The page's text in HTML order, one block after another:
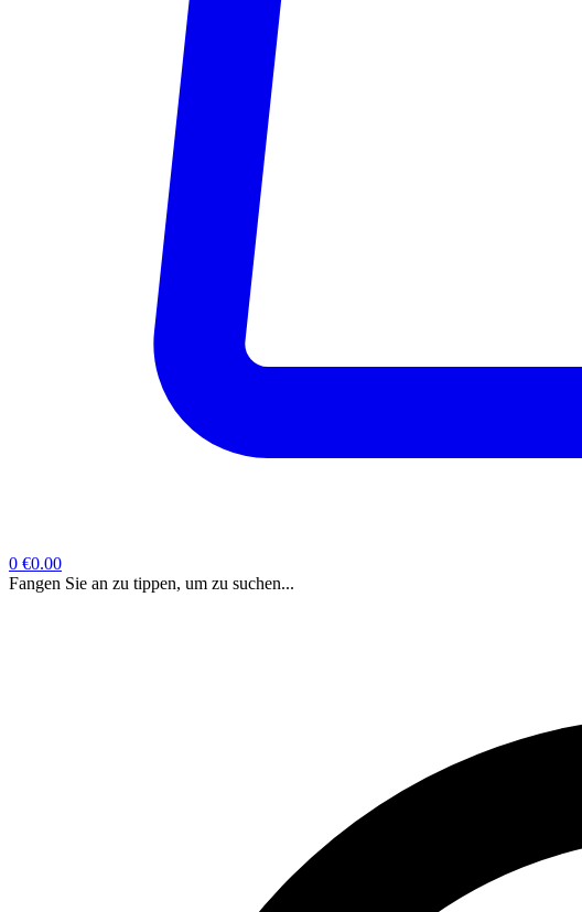
0 €0.00
Fangen Sie an zu tippen, um zu suchen...